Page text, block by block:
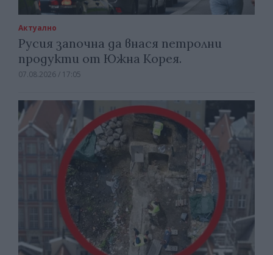
Актуално
Русия започна да внася петролни
продукти от Южна Корея.
07.08.2026 / 17:05